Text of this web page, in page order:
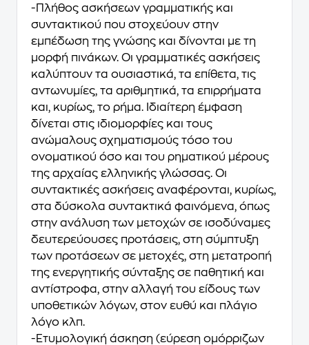
-Πλήθος ασκήσεων γραμματικής και
συντακτικού που στοχεύουν στην
εμπέδωση της γνώσης και δίνονται με τη
μορφή πινάκων. Οι γραμματικές ασκήσεις
καλύπτουν τα ουσιαστικά, τα επίθετα, τις
αντωνυμίες, τα αριθμητικά, τα επιρρήματα
και, κυρίως, το ρήμα. Ιδιαίτερη έμφαση
δίνεται στις ιδιομορφίες και τους
ανώμαλους σχηματισμούς τόσο του
ονοματικού όσο και του ρηματικού μέρους
της αρχαίας ελληνικής γλώσσας. Οι
συντακτικές ασκήσεις αναφέρονται, κυρίως,
στα δύσκολα συντακτικά φαινόμενα, όπως
στην ανάλυση των μετοχών σε ισοδύναμες
δευτερεύουσες προτάσεις, στη σύμπτυξη
των προτάσεων σε μετοχές, στη μετατροπή
της ενεργητικής σύνταξης σε παθητική και
αντίστροφα, στην αλλαγή του είδους των
υποθετικών λόγων, στον ευθύ και πλάγιο
λόγο κλπ.
-Ετυμολογική άσκηση (εύρεση ομόρριζων